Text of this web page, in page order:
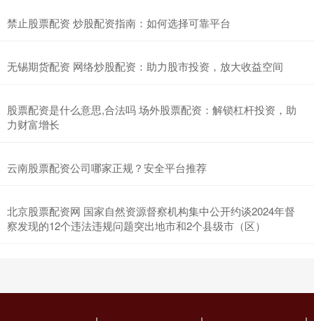
禁止股票配资 炒股配资指南：如何选择可靠平台
无锡期货配资 网络炒股配资：助力股市投资，放大收益空间
股票配资是什么意思,合法吗 场外股票配资：解锁杠杆投资，助
力财富增长
云南股票配资公司哪家正规？安全平台推荐
北京股票配资网 国家自然资源督察机构集中公开约谈2024年督
察发现的12个违法违规问题突出地市和2个县级市（区）